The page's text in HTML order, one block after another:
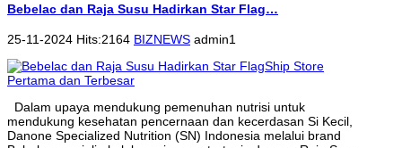
Bebelac dan Raja Susu Hadirkan Star Flag…
25-11-2024 Hits:2164 BIZNEWS admin1
Dalam upaya mendukung pemenuhan nutrisi untuk
mendukung kesehatan pencernaan dan kecerdasan Si Kecil,
Danone Specialized Nutrition (SN) Indonesia melalui brand